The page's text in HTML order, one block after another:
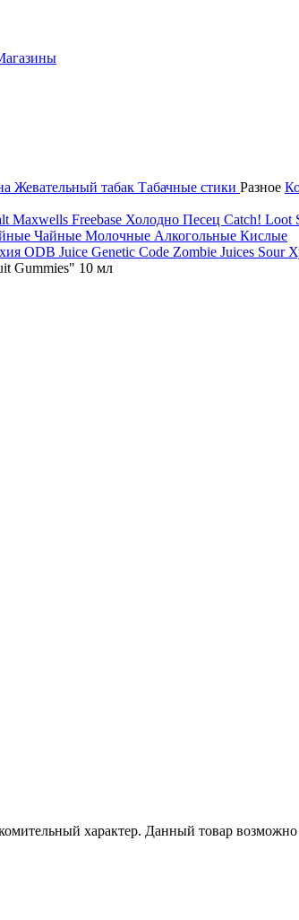
Жевательный табак Табачные стики Разное
Maxwells Freebase Холодно Песец Catch! Loot
Чайные Молочные Алкогольные Кислые
ODB Juice Genetic Code Zombie Juices Sour
Gummies" 10 мл
характер. Данный товар